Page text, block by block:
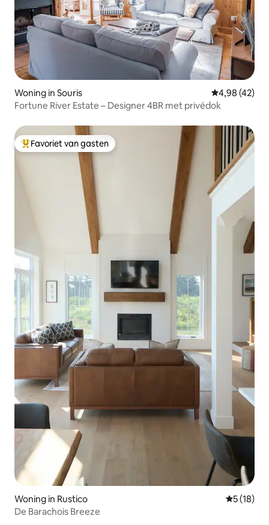
Woning in Souris Gemiddelde
4,98 (42)
Fortune River Estate – Designer 4BR met privédok
Topfavoriet van gasten
Favoriet van gasten
Woning in Rustico
5 (18)
De Barachois Breeze